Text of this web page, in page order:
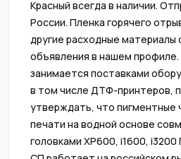
Красный всегда в наличии.
России. Пленка горячего
другие расходные материалы
объявления в нашем
занимается поставками
в том числе ДТФ-принтеров,
утверждать, что пигментные
печати на водной основе
головками XP600, i1600, i3200